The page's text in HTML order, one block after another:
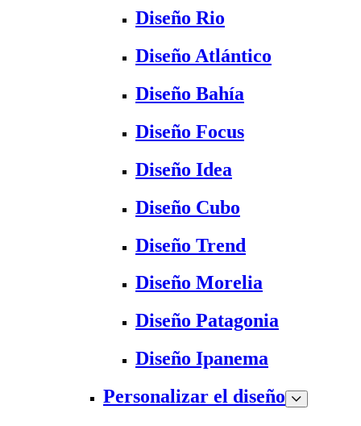
Diseño Rio
Diseño Atlántico
Diseño Bahía
Diseño Focus
Diseño Idea
Diseño Cubo
Diseño Trend
Diseño Morelia
Diseño Patagonia
Diseño Ipanema
Personalizar el diseño